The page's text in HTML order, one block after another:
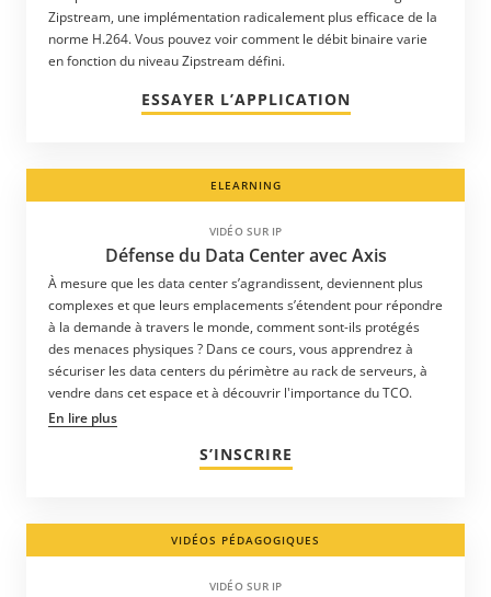
Slovaquie
Slovénie
Suède
Tadjikistan
Thaïlande
Trinité-et-Tobago
Turkménistan
Turquie
Venezuela
Vietnam
Zipstream, une implémentation radicalement plus efficace de la
norme H.264. Vous pouvez voir comment le débit binaire varie
en fonction du niveau Zipstream défini.
ESSAYER L’APPLICATION
ELEARNING
VIDÉO SUR IP
Défense du Data Center avec Axis
À mesure que les data center s’agrandissent, deviennent plus
complexes et que leurs emplacements s’étendent pour répondre
à la demande à travers le monde, comment sont-ils protégés
des menaces physiques ? Dans ce cours, vous apprendrez à
sécuriser les data centers du périmètre au rack de serveurs, à
vendre dans cet espace et à découvrir l'importance du TCO.
En lire plus
S’INSCRIRE
VIDÉOS PÉDAGOGIQUES
VIDÉO SUR IP